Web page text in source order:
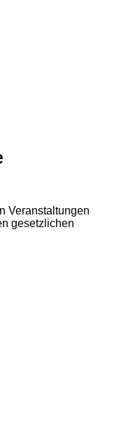
2Veranstaltungen
gesetzlichen